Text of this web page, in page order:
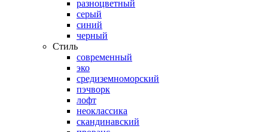
разноцветный
серый
синий
черный
Стиль
современный
эко
средиземноморский
пэчворк
лофт
неоклассика
скандинавский